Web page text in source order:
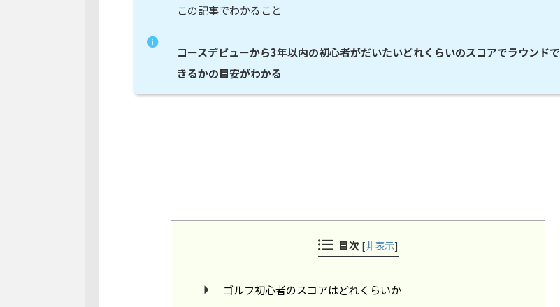
この記事でわかること
コースデビューから3年以内の初心者がだいたいどれくらいのスコアでラウンドで
きるかの目安がわかる
目次 [非表示]
ゴルフ初心者のスコアはどれくらいか